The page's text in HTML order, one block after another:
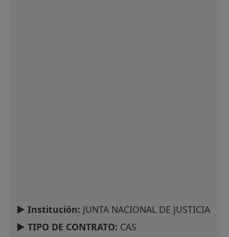
► Institución: JUNTA NACIONAL DE JUSTICIA
► TIPO DE CONTRATO: CAS